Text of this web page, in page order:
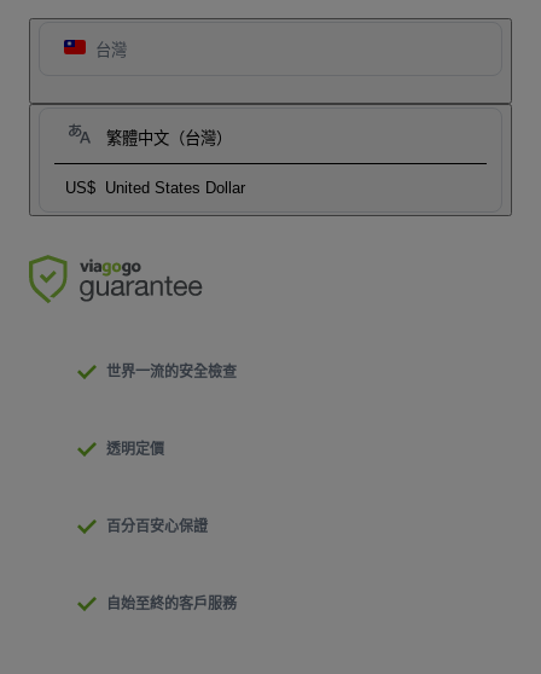
台灣
繁體中文（台灣）
US$ United States Dollar
世界一流的安全檢查
透明定價
百分百安心保證
自始至終的客戶服務